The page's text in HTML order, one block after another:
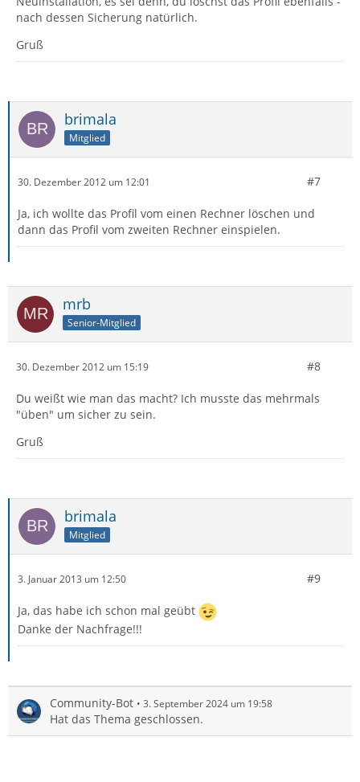
nach dessen Sicherung natürlich.
Gruß
brimala
Mitglied
30. Dezember 2012 um 12:01 #7
Ja, ich wollte das Profil vom einen Rechner löschen und
dann das Profil vom zweiten Rechner einspielen.
mrb
Senior-Mitglied
30. Dezember 2012 um 15:19 #8
Du weißt wie man das macht? Ich musste das mehrmals
"üben" um sicher zu sein.
Gruß
brimala
Mitglied
3. Januar 2013 um 12:50 #9
Ja, das habe ich schon mal geübt
Danke der Nachfrage!!!
Community-Bot 3. September 2024 um 19:58
Hat das Thema geschlossen.